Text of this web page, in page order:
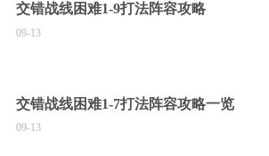
交错战线困难1-9打法阵容攻略
09-13
交错战线困难1-7打法阵容攻略一览
09-13